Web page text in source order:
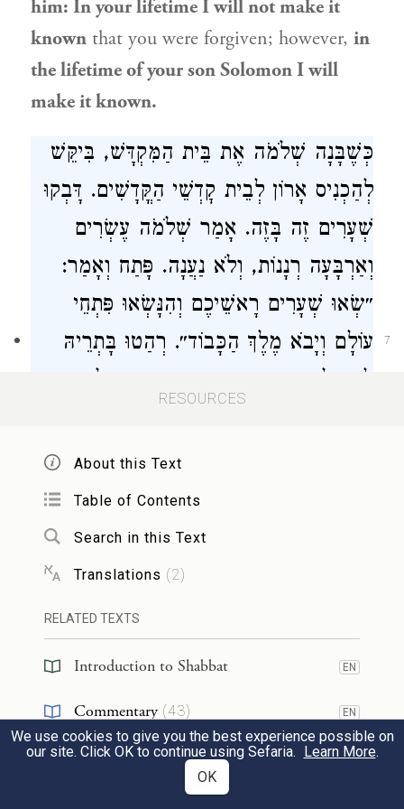
him: In your lifetime I will not make it
known that you were forgiven; however, in
the lifetime of your sonSolomonI will
make it known.
7
כְּשֶׁבָּנָה שְׁלֹמֹה אֶת בֵּית הַמִּקְדָּשׁ, בִּיקֵּשׁ
לְהַכְנִיס אָרוֹן לְבֵית קׇדְשֵׁי הַקֳּדָשִׁים. דָּבְקוּ
שְׁעָרִים זֶה בָּזֶה. אָמַר שְׁלֹמֹה עֶשְׂרִים
וְאַרְבָּעָה רְנָנוֹת, וְלֹא נַעֲנָה. פָּתַח וְאָמַר:
״שְׂאוּ שְׁעָרִים רָאשֵׁיכֶם וְהִנָּשְׂאוּ פִּתְחֵי
עוֹלָם וְיָבֹא מֶלֶךְ הַכָּבוֹד״. רְהַטוּ בָּתְרֵיהּ
לְמִיבְלְעֵיהּ, אֲמַרוּ: ״מִי הוּא זֶה מֶלֶךְ
וְאָמַר: ״שְׂאוּ שְׁעָרִים רָאשֵׁיכֶם וּשְׂאוּ פִּתְחֵי
עוֹלָם וְיָבֹא מֶלֶךְ הַכָּבוֹד מִי הוּא זֶה מֶלֶךְ
הַכָּבוֹד ה׳ צְבָאוֹת הוּא מֶלֶךְ הַכָּבוֹד סֶלָה״,
וְלֹא נַעֲנָה. כֵּיוָן שֶׁאָמַר: ״ה׳ אֱלֹהִים אַל
תָּשֵׁב פְּנֵי מְשִׁיחֶךָ זָכְרָה לְחַסְדֵידָּוִד
עַבְדֶּךָ״, מִיָּד נַעֲנָה. בְּאוֹתָהּ שָׁעָה נֶהְפְּכוּ
הָעָם וְכׇליִשְׂרָאֵלשֶׁמָּחַל לוֹ הַקָּדוֹשׁ בָּרוּךְ
הוּא עַל אוֹתוֹ עָוֹן. וְלֹא יָפֶה אָמַרשְׁלֹמֹה:
״וְשַׁבֵּחַ אֲנִי אֶת הַמֵּתִים שֶׁכְּבָר מֵתוּ״?!
RESOURCES
About this Text
Table of Contents
Search in this Text
Translations (2)
RELATED TEXTS
Introduction to Shabbat EN
Commentary (43) EN
Tanakh(7) EN
We use cookies to give you the best experience possible on
our site. Click OK to continue using Sefaria. Learn More.
OK